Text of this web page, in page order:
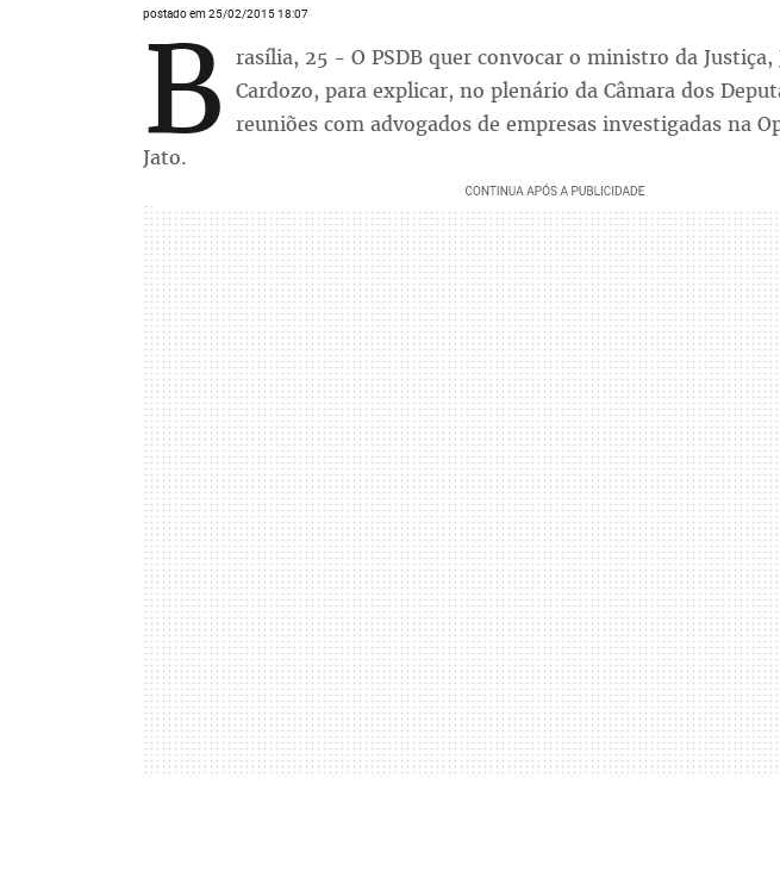
postado em 25/02/2015 18:07
B rasília, 25 - O PSDB quer convocar o ministro da Justiça,
Cardozo, para explicar, no plenário da Câmara dos
reuniões com advogados de empresas investigadas na
Jato.